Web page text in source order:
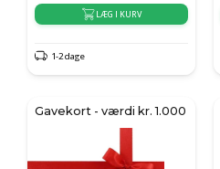
LÆG I KURV
1-2 dage
Gavekort - værdi kr. 1.000